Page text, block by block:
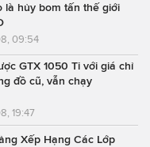
là hủy bom tấn thế giới
09:54
GTX 1050 Ti với giá chỉ
đồ cũ, vẫn chạy
19:47
Xếp Hạng Các Lớp